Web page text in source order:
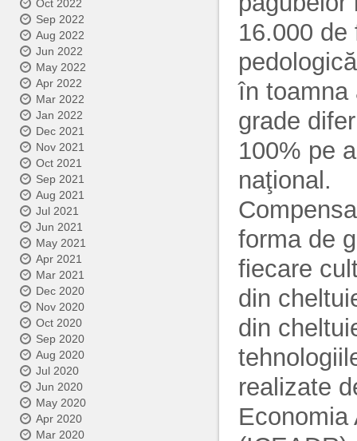
Oct 2022
Sep 2022
Aug 2022
Jun 2022
May 2022
Apr 2022
Mar 2022
Jan 2022
Dec 2021
Nov 2021
Oct 2021
Sep 2021
Aug 2021
Jul 2021
Jun 2021
May 2021
Apr 2021
Mar 2021
Dec 2020
Nov 2020
Oct 2020
Sep 2020
Aug 2020
Jul 2020
Jun 2020
May 2020
Apr 2020
Mar 2020
16.000
în toamna
grade
100% pe
naţional.
forma de
fiecare
din
din
realizate
Economia